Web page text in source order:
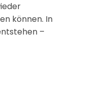
können. In
–